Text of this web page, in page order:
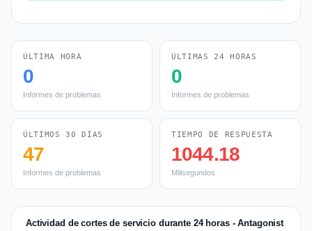
ÚLTIMA HORA
0
Informes de problemas
ÚLTIMAS 24 HORAS
0
Informes de problemas
ÚLTIMOS 30 DÍAS
47
Informes de problemas
TIEMPO DE RESPUESTA
1044.18
Milisegundos
Actividad de cortes de servicio durante 24 horas - Antagonist